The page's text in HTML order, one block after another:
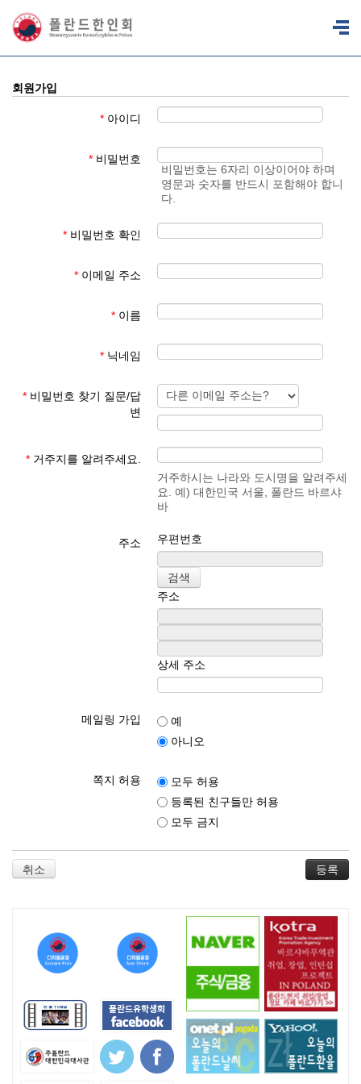
회원가입
* 아이디
* 비밀번호
비밀번호는 6자리 이상이어야 하며
영문과 숫자를 반드시 포함해야 합니
다.
* 비밀번호 확인
* 이메일 주소
* 이름
* 닉네임
* 비밀번호 찾기 질문/답
변
* 거주지를 알려주세요.
거주하시는 나라와 도시명을 알려주세
요. 예) 대한민국 서울, 폴란드 바르샤
바
주소 우편번호
주소
상세 주소
메일링 가입
예
아니오
쪽지 허용
모두 허용
등록된 친구들만 허용
모두 금지
취소